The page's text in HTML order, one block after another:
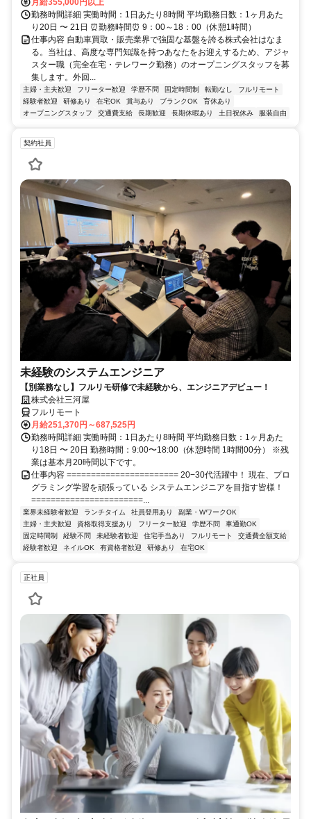
月給355,000円以上
勤務時間詳細 実働時間：1日あたり8時間 平均勤務日数：1ヶ月あた
り20日 〜 21日 ⏰勤務時間⏰ 9：00～18：00（休憩1時間）
仕事内容 自動車買取・販売業界で強固な基盤を誇る株式会社はなま
る。当社は、高度な専門知識を持つあなたをお迎えするため、アジャ
スター職（完全在宅・テレワーク勤務）のオープニングスタッフを募
集します。外回...
主婦・主夫歓迎 フリーター歓迎 学歴不問 固定時間制 転勤なし
フルリモート
経験者歓迎
研修あり 在宅OK 賞与あり ブランクOK
育休あり
オープニングスタッフ
交通費支給 長期歓迎 長期休暇あり 土日祝休み 服装自由
契約社員
未経験のシステムエンジニア
【別業務なし】フルリモ研修で未経験から、エンジニアデビュー！
株式会社三河屋
フルリモート
月給251,370円～687,525円
勤務時間詳細 実働時間：1日あたり8時間 平均勤務日数：1ヶ月あた
り18日 〜 20日 勤務時間：9:00〜18:00（休憩時間 1時間00分） ※残
業は基本月20時間以下です。
仕事内容 ======================= 20−30代活躍中！ 現在、プロ
グラミング学習を頑張っている システムエンジニアを目指す皆様！
=======================...
業界未経験者歓迎 ランチタイム 社員登用あり
副業・WワークOK
主婦・主夫歓迎
資格取得支援あり フリーター歓迎 学歴不問
車通勤OK
固定時間制
経験不問 未経験者歓迎 住宅手当あり フルリモート
交通費全額支給
経験者歓迎
ネイルOK 有資格者歓迎 研修あり 在宅OK
正社員